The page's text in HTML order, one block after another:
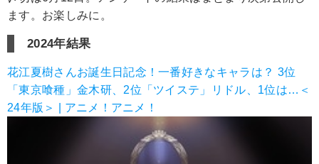
ます。お楽しみに。
2024年結果
花江夏樹さんお誕生日記念！一番好きなキャラは？ 3位
「東京喰種」金木研、2位「ツイステ」リドル、1位は…＜
24年版＞ | アニメ！アニメ！